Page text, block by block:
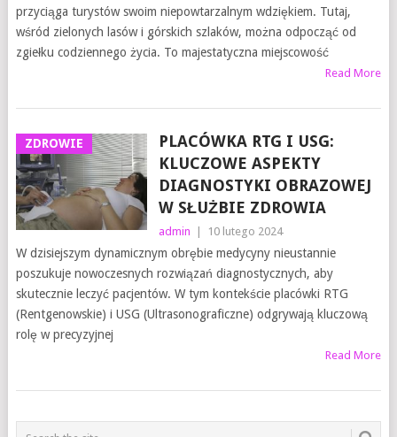
przyciąga turystów swoim niepowtarzalnym wdziękiem. Tutaj,
wśród zielonych lasów i górskich szlaków, można odpocząć od
zgiełku codziennego życia. To majestatyczna miejscowość
Read More
ZDROWIE
PLACÓWKA RTG I USG:
KLUCZOWE ASPEKTY
DIAGNOSTYKI OBRAZOWEJ
W SŁUŻBIE ZDROWIA
admin 10 lutego 2024
W dzisiejszym dynamicznym obrębie medycyny nieustannie
poszukuje nowoczesnych rozwiązań diagnostycznych, aby
skutecznie leczyć pacjentów. W tym kontekście placówki RTG
(Rentgenowskie) i USG (Ultrasonograficzne) odgrywają kluczową
rolę w precyzyjnej
Read More